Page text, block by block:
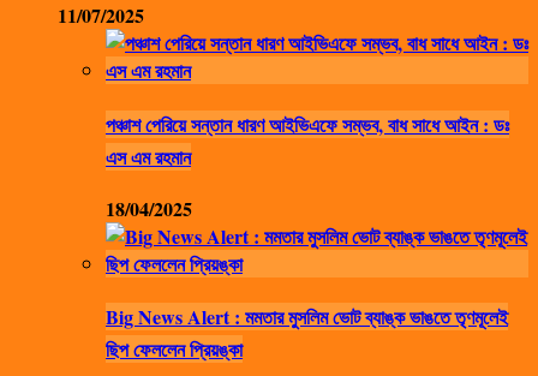
11/07/2025
পঞ্চাশ পেরিয়ে সন্তান ধারণ আইভিএফে সম্ভব, বাধ সাধে আইন : ডঃ
এস এম রহমান
18/04/2025
Big News Alert : মমতার মুসলিম ভোট ব্যাঙ্ক ভাঙতে তৃণমূলেই
ছিপ ফেললেন প্রিয়ঙ্কা